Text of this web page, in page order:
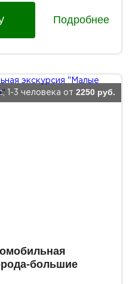
Подробнее
большие
1-3 человека от 2250 руб.